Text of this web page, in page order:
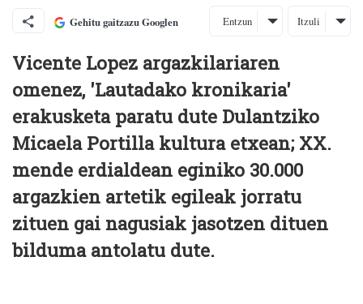
Gehitu gaitzazu Googlen Entzun Itzuli
Vicente Lopez argazkilariaren
omenez, 'Lautadako kronikaria'
erakusketa paratu dute Dulantziko
Micaela Portilla kultura etxean; XX.
mende erdialdean eginiko 30.000
argazkien artetik egileak jorratu
zituen gai nagusiak jasotzen dituen
bilduma antolatu dute.